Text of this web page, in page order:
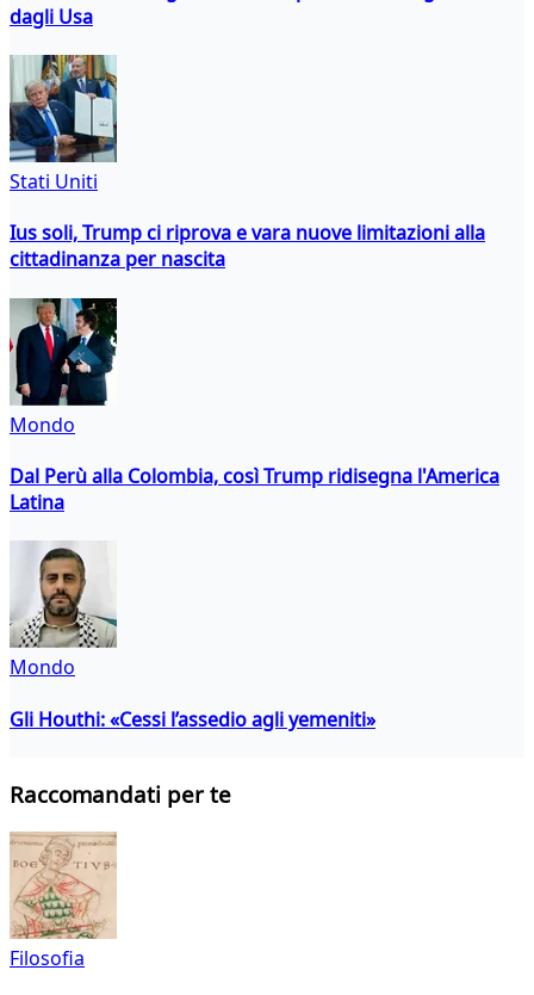
dagli Usa
Stati Uniti
Ius soli, Trump ci riprova e vara nuove limitazioni alla
cittadinanza per nascita
Mondo
Dal Perù alla Colombia, così Trump ridisegna l'America
Latina
Mondo
Gli Houthi: «Cessi l’assedio agli yemeniti»
Raccomandati per te
Filosofia